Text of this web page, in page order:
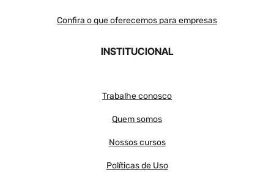
Confira o que oferecemos para empresas
INSTITUCIONAL
Trabalhe conosco
Quem somos
Nossos cursos
Políticas de Uso